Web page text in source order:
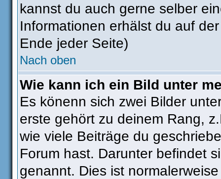
kannst du auch gerne selber
Informationen erhälst du auf
Ende jeder Seite)
Nach oben
Wie kann ich ein Bild unter
Es könenn sich zwei Bilder
erste gehört zu deinem Rang,
wie viele Beiträge du
Forum hast. Darunter befindet
genannt. Dies ist